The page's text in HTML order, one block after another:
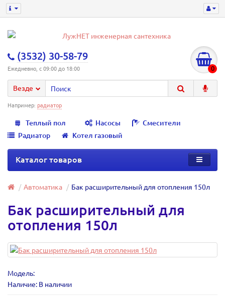
(3532) 30-58-79
Ежедневно, с 09:00 до 18:00 0
Везде
Например: радиатор
Теплый пол Насосы
Смесители
Радиатор
Котел газовый
Каталог товаров
Автоматика Бак расширительный для отопления 150л
Бак расширительный для
отопления 150л
Модель:
Наличие: В наличии